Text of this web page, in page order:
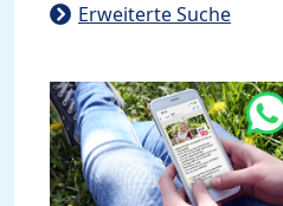
Erweiterte Suche